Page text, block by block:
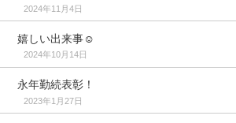
2024年11月4日
嬉しい出来事☺️
2024年10月14日
永年勤続表彰！
2023年1月27日